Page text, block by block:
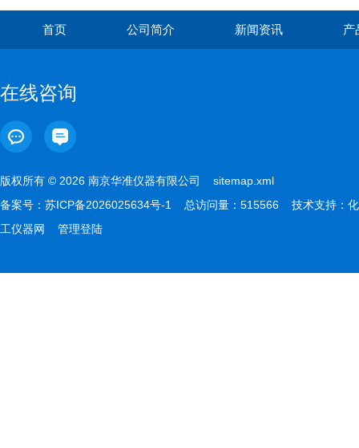
首页 公司简介 新闻资讯 产
在线咨询
版权所有 © 2026 南京华准仪器有限公司 sitemap.xml
备案号： 苏ICP备2026025634号-1 总访问量：515566 技术支持： 化
工仪器网
管理登陆